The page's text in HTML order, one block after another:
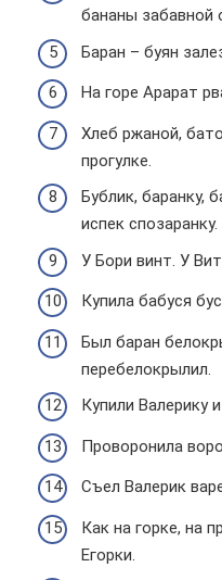
бананы забавной
Баран – буян
На горе Арарат
Хлеб ржаной,
прогулке.
Бублик, баранку,
испек спозаранку.
У Бори винт. У
Купила бабуся
Был баран
перебелокрылил.
Купили Валерику
Проворонила
Съел Валерик
Как на горке, на
Егорки.